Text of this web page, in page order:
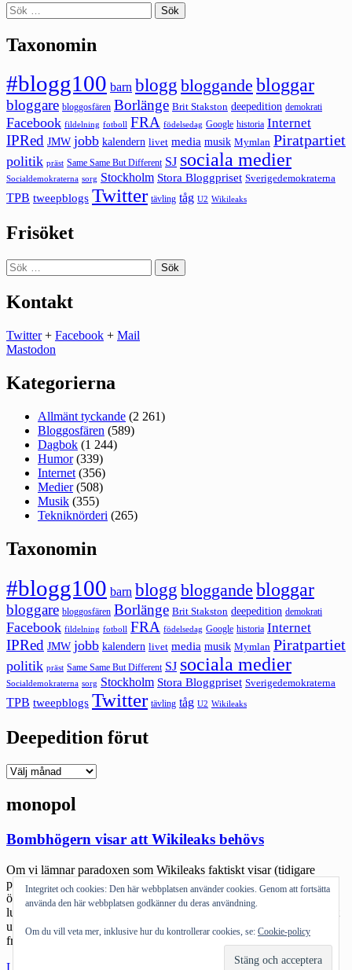
Sök
efter:
Taxonomin
#blogg100 barn blogg bloggande bloggar
bloggare bloggosfären Borlänge Brit Stakston deepedition demokrati
Facebook fildelning fotboll FRA födelsedag Google historia Internet
IPRed JMW jobb kalendern livet media musik Mymlan Piratpartiet
politik präst Same Same But Different SJ sociala medier
Socialdemokraterna sorg Stockholm Stora Bloggpriset Sverigedemokraterna
TPB tweepblogs Twitter tävling tåg U2 Wikileaks
Frisöket
Sök
efter:
Kontakt
Twitter+ Facebook + Mail
Mastodon
Kategorierna
Allmänt tyckande (2 261)
Bloggosfären (589)
Dagbok (1 244)
Humor(339)
Internet (356)
Medier(508)
Musik (355)
Tekniknörderi (265)
Taxonomin
#blogg100 barn blogg bloggande bloggar
bloggare bloggosfären Borlänge Brit Stakston deepedition demokrati
Facebook fildelning fotboll FRA födelsedag Google historia Internet
IPRed JMW jobb kalendern livet media musik Mymlan Piratpartiet
politik präst Same Same But Different SJ sociala medier
Socialdemokraterna sorg Stockholm Stora Bloggpriset Sverigedemokraterna
TPB tweepblogs Twitter tävling tåg U2 Wikileaks
Deepedition förut
Deepedition
monopol
Bombhögern visar att Wikileaks behövs
Om vi lämnar paradoxen som Wikileaks faktiskt visar (tidigare
postningar här ochhär) i såväl min som många andras önskan om
öppenhet kontra individens rätt till personlig integritet så kan man
lugnt säga att det hela har det positiva delar. Det har onekligen visat
upp ”bombhögerns” (underbart att det gamla skällsordet kommer
fram igen) sanna ansikte. HAX samlar ihop […]
Läs mer
Integritet och cookies: Den här webbplatsen använder cookies. Genom att fortsätta
använda den här webbplatsen godkänner du deras användning.
Om du vill veta mer, inklusive hur du kontrollerar cookies, se: Cookie-policy